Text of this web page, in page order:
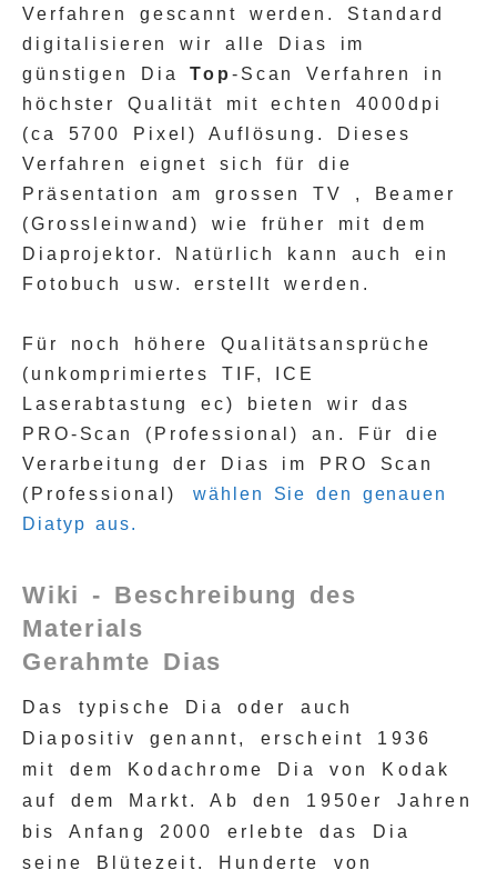
Scan (Professional)
wählen Sie den genauen Diatyp aus.
Verfahren gescannt werden. Standard
digitalisieren wir alle Dias im
günstigen DiaTop -Scan Verfahren in
höchster Qualität mit echten 4000dpi
(ca 5700 Pixel) Auflösung. Dieses
Verfahren eignet sich für die
Präsentation am grossen TV , Beamer
(Grossleinwand) wie früher mit dem
Diaprojektor. Natürlich kann auch ein
Fotobuch usw. erstellt werden.
Für noch höhere Qualitätsansprüche
(unkomprimiertes TIF, ICE
Laserabtastung ec) bieten wir das
PRO-Scan (Professional) an. Für die
Verarbeitung der Dias im PRO Scan
(Professional)
wählen Sie den genauen
Diatyp aus.
Wiki - Beschreibung des
Materials
Gerahmte Dias
Das typische Dia oder auch
Diapositiv genannt, erscheint 1936
mit dem Kodachrome Dia von Kodak
auf dem Markt. Ab den 1950er Jahren
bis Anfang 2000 erlebte das Dia
seine Blütezeit. Hunderte von